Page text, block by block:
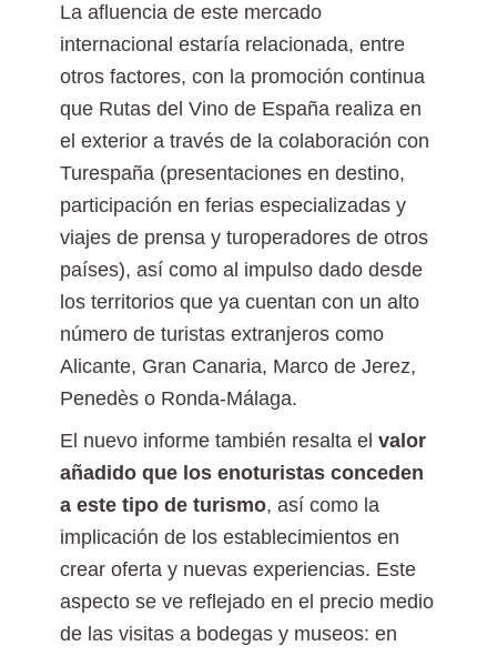
La afluencia de este mercado
internacional estaría relacionada, entre
otros factores, con la promoción continua
que Rutas del Vino de España realiza en
el exterior a través de la colaboración con
Turespaña (presentaciones en destino,
participación en ferias especializadas y
viajes de prensa y turoperadores de otros
países), así como al impulso dado desde
los territorios que ya cuentan con un alto
número de turistas extranjeros como
Alicante, Gran Canaria, Marco de Jerez,
Penedès o Ronda-Málaga.
El nuevo informe también resalta el valor
añadido que los enoturistas conceden
a este tipo de turismo, así como la
implicación de los establecimientos en
crear oferta y nuevas experiencias. Este
aspecto se ve reflejado en el precio medio
de las visitas a bodegas y museos: en